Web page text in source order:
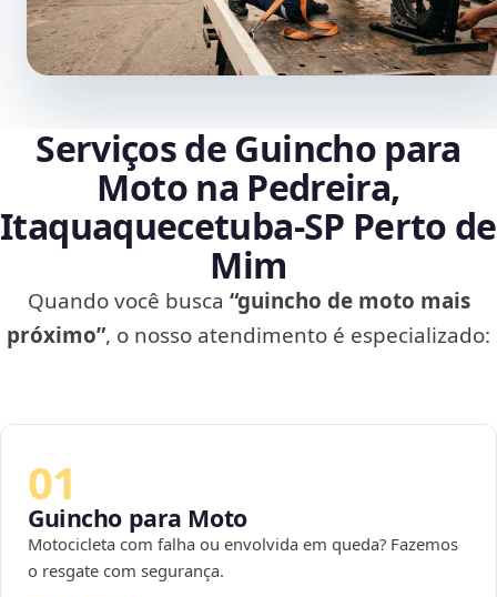
Serviços de Guincho para
Moto na Pedreira,
Itaquaquecetuba‑SP Perto de
Mim
Quando você busca “guincho de moto mais
próximo”, o nosso atendimento é especializado:
01
Guincho para Moto
Motocicleta com falha ou envolvida em queda? Fazemos
o resgate com segurança.